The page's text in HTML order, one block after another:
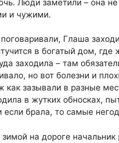
Люди заметили – она
и чужими.
Глаша
в богатый дом, где
заходила – там
но вот болезни и
как зазывали в разные
в жутких обносках,
если брала, то самые
на дороге